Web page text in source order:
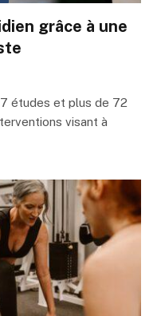
grâce à une
études et plus de 72
visant à